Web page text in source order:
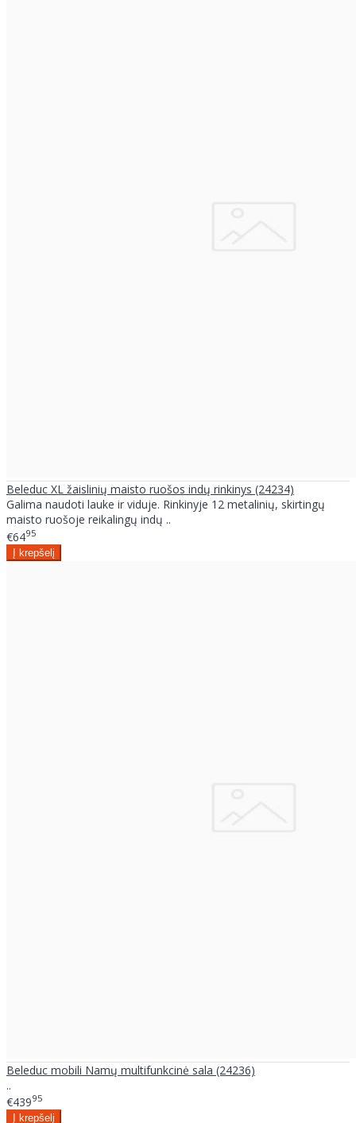
Beleduc XL žaislinių maisto ruošos indų rinkinys (24234)
Galima naudoti lauke ir viduje. Rinkinyje 12 metalinių, skirtingų
maisto ruošoje reikalingų indų ..
€6495
Beleduc mobili Namų multifunkcinė sala (24236)
..
€43995